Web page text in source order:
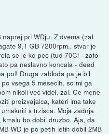
pri WDju. Z dvema (zal
9,1 GB 7200rpm.. stvar je
se je ko pec (tud 70C! - zato
pa neslavno koncala - dead
pol! Druga zabloda pa je bil
vsega 5 mesecih, so mi ga
nikoli vec videl, zal. Ce mene
proizvajalca, kateri ima take
s trzisca. Moja zadnja
bo dobil druzbo. Aja, da
WD je po petih letih dobil 2MB